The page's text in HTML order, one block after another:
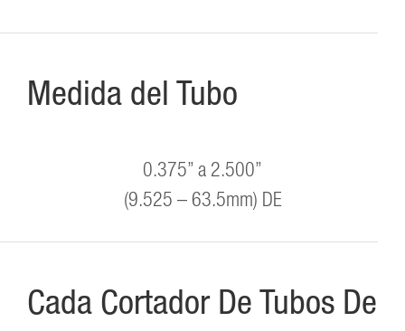
Medida del Tubo
0.375” a 2.500”
(9.525 – 63.5mm) DE
Cada Cortador De Tubos De